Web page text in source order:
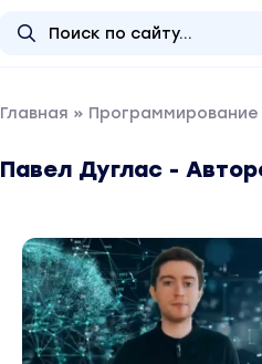
Главная » Программирование
Павел Дуглас -